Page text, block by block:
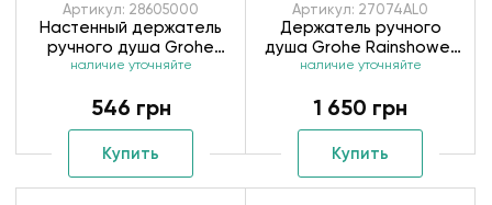
Артикул: 28605000
Настенный держатель
ручного душа Grohe
Relexa Plus 28605000
наличие уточняйте
546 грн
Купить
Артикул: 27074AL0
Держатель ручного
душа Grohe Rainshower
27074AL0
наличие уточняйте
1 650 грн
Купить